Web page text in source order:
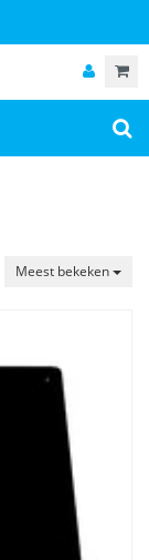
Meest bekeken